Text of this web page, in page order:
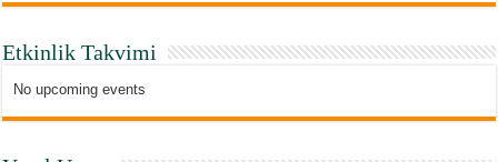
Etkinlik Takvimi
No upcoming events